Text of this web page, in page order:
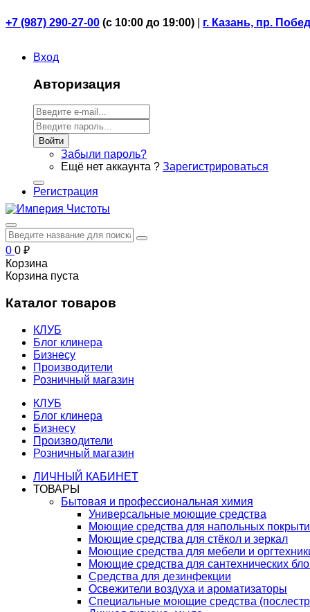
+7 (987) 290-27-00 (с 10:00 до 19:00) г. Казань, пр.
Вход
Авторизация
Войти
Забыли пароль?
Ещё нет аккаунта ? Зарегистрироваться
Регистрация
0 0 ₽
Корзина
Корзина пуста
Каталог товаров
КЛУБ
Блог клинера
Бизнесу
Производители
Розничный магазин
КЛУБ
Блог клинера
Бизнесу
Производители
Розничный магазин
ЛИЧНЫЙ КАБИНЕТ
ТОВАРЫ
Бытовая и профессиональная химия
Универсальные моющие средства
Моющие средства для напольных
Моющие средства для стёкол и зеркал
Моющие средства для мебели и
Моющие средства для сантехнических
Средства для дезинфекции
Освежители воздуха и ароматизаторы
Специальные моющие средства